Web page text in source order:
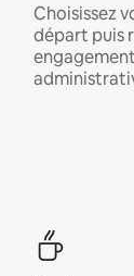
Choisissez
départ puis